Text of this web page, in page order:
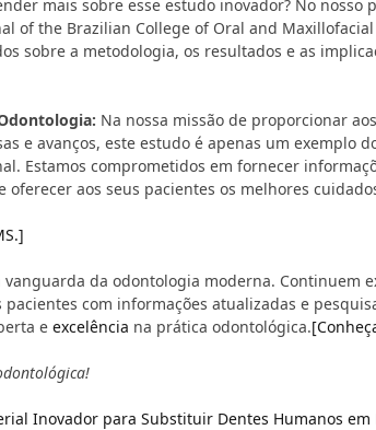
mais sobre esse estudo inovador? No nosso
of the Brazilian College of Oral and
sobre a metodologia, os resultados e as
Na nossa missão de proporcionar
e avanços, este estudo é apenas um exemplo
Estamos comprometidos em fornecer
aos seus pacientes os melhores
da odontologia moderna. Continuem
com informações atualizadas e
e excelência na prática odontológica.
Inovador para Substituir Dentes Humanos